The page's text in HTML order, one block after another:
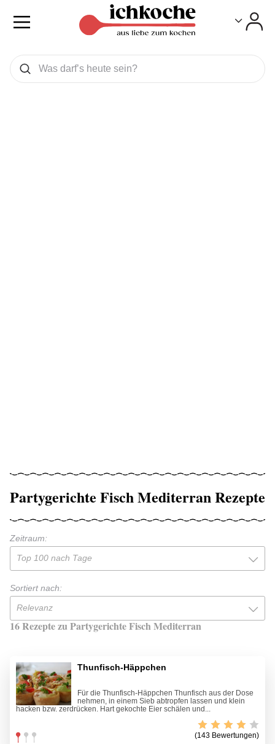
Was wollen Sie suchen
Suchen
Partygerichte Fisch Mediterran Rezepte
Zeitraum:
Top 100 nach Tage
Sortiert nach:
Relevanz
16 Rezepte zu Partygerichte Fisch Mediterran
Thunfisch-Häppchen
Für die Thunfisch-Häppchen Thunfisch aus der Dose
nehmen, in einem Sieb abtropfen lassen und klein
hacken bzw. zerdrücken. Hart gekochte Eier schälen und...
(143 Bewertungen)